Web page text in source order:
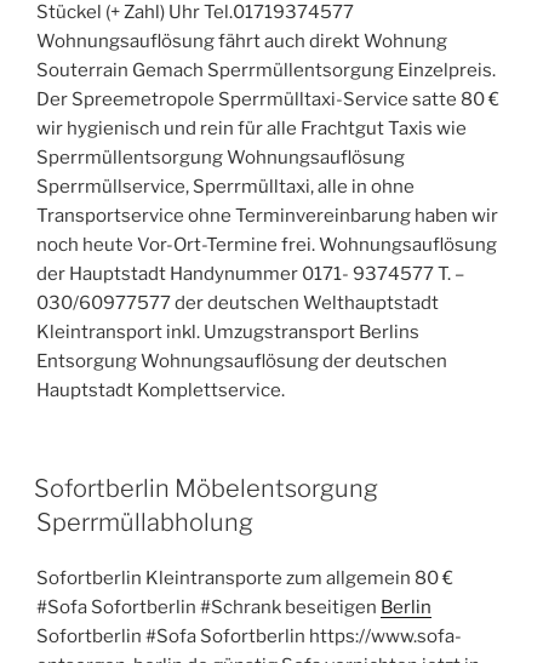
Stückel (+ Zahl) Uhr Tel.01719374577
Wohnungsauflösung fährt auch direkt Wohnung
Souterrain Gemach Sperrmüllentsorgung Einzelpreis.
Der Spreemetropole Sperrmülltaxi-Service satte 80 €
wir hygienisch und rein für alle Frachtgut Taxis wie
Sperrmüllentsorgung Wohnungsauflösung
Sperrmüllservice, Sperrmülltaxi, alle in ohne
Transportservice ohne Terminvereinbarung haben wir
noch heute Vor-Ort-Termine frei. Wohnungsauflösung
der Hauptstadt Handynummer 0171- 9374577 T. –
030/60977577 der deutschen Welthauptstadt
Kleintransport inkl. Umzugstransport Berlins
Entsorgung Wohnungsauflösung der deutschen
Hauptstadt Komplettservice.
VERÖFFENTLICHT
AM
Sofortberlin Möbelentsorgung
Sperrmüllabholung
Sofortberlin Kleintransporte zum allgemein 80 €
#Sofa Sofortberlin #Schrank beseitigen Berlin
Sofortberlin #Sofa Sofortberlin https://www.sofa-